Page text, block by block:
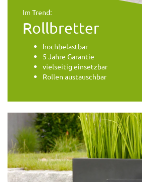
Im Trend:
Rollbretter
hochbelastbar
5 Jahre Garantie
vielseitig einsetzbar
Rollen austauschbar